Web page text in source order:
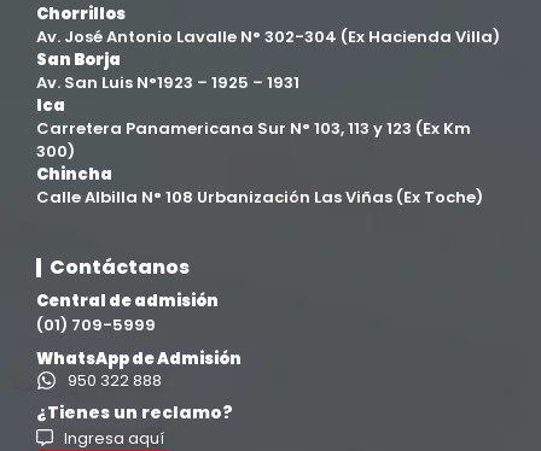
Chorrillos
Av. José Antonio Lavalle N° 302-304 (Ex Hacienda Villa)
San Borja
Av. San Luis N°1923 – 1925 – 1931
Ica
Carretera Panamericana Sur N° 103, 113 y 123 (Ex Km
300)
Chincha
Calle Albilla N° 108 Urbanización Las Viñas (Ex Toche)
Contáctanos
Central de admisión
(01) 709-5999
WhatsApp de Admisión
950 322 888
¿Tienes un reclamo?
Ingresa aquí